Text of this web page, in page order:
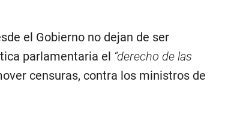
el Gobierno no dejan de ser
parlamentaria el “derecho de las
censuras, contra los ministros de